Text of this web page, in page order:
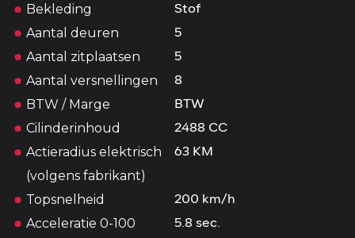
Bekleding Stof
Aantal deuren 5
Aantal zitplaatsen 5
Aantal versnellingen 8
BTW / Marge BTW
Cilinderinhoud 2488 CC
Actieradius elektrisch
(volgens fabrikant)
63 KM
Topsnelheid 200 km/h
Acceleratie 0-100 5.8 sec.